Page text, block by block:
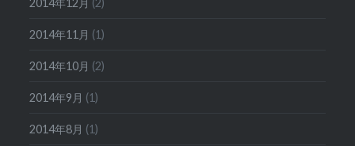
2014年11月 (1)
2014年10月 (2)
2014年9月 (1)
2014年8月 (1)